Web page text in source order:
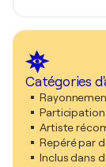
Catégories
Artiste
Repéré par
Inclus dans